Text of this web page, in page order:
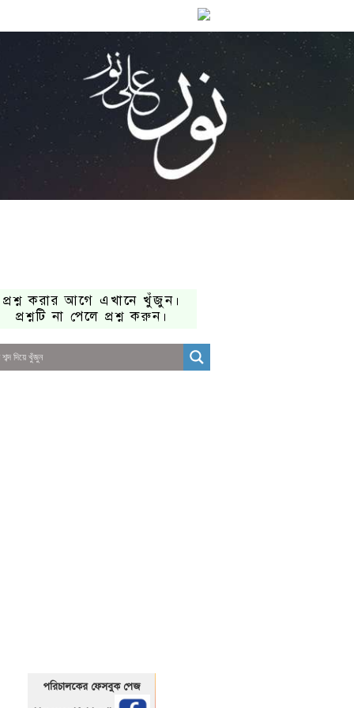
প্রশ্ন করার আগে এখানে খুঁজুন।
প্রশ্নটি না পেলে প্রশ্ন করুন।
পরিচালকের ফেসবুক পেজ